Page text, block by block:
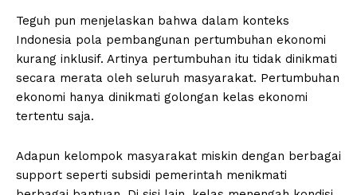
Teguh pun menjelaskan bahwa dalam konteks
Indonesia pola pembangunan pertumbuhan ekonomi
kurang inklusif. Artinya pertumbuhan itu tidak dinikmati
secara merata oleh seluruh masyarakat. Pertumbuhan
ekonomi hanya dinikmati golongan kelas ekonomi
tertentu saja.
Adapun kelompok masyarakat miskin dengan berbagai
support seperti subsidi pemerintah menikmati